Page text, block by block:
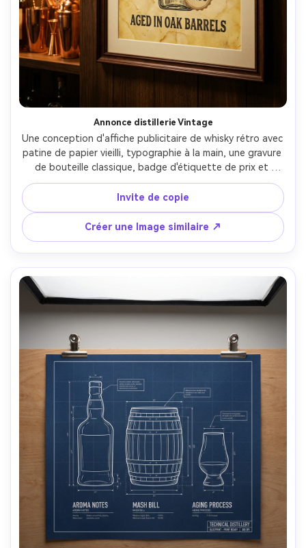
Annonce distillerie Vintage
Une conception d'affiche publicitaire de whisky rétro avec
patine de papier vieilli, typographie à la main, une gravure
de bouteille classique, badge d'étiquette de prix et
petite filigrane décorative, conçue comme une disposition
d'impression propre avec des marges et une bordure
sûres, présentée comme une impression murale encadrée
dans un bar de maison, Nikon Z7II 35mm, pratiques de
tungstène chaud, qualité de couleur cinématographique,
grain de papier détaillé, haute résolution-AR 4:5
Invite de copie
Créer une Image similaire ↗